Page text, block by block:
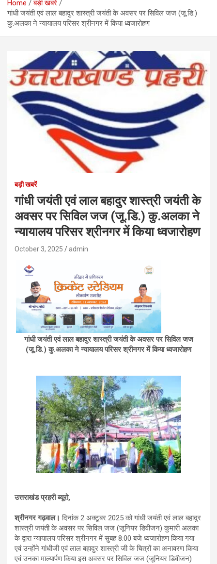
Home
बड़ी खबरें
गांधी जयंती एवं लाल बहादुर शास्त्री जयंती के अवसर पर सिविल जज (जू.डि.)
कु.अलका ने न्यायालय परिसर श्रीनगर में किया ध्वजारोहण
बड़ी खबरें
गांधी जयंती एवं लाल बहादुर शास्त्री जयंती के
अवसर पर सिविल जज (जू.डि.) कु.अलका ने
न्यायालय परिसर श्रीनगर में किया ध्वजारोहण
October 3, 2025 admin
गांधी जयंती एवं लाल बहादुर शास्त्री जयंती के अवसर पर सिविल जज
(जू.डि.) कु.अलका ने न्यायालय परिसर श्रीनगर में किया ध्वजारोहण
उत्तराखंड प्रहरी ब्यूरो,
श्रीनगर गढ़वाल। दिनांक 2 अक्टूबर 2025 को गांधी जयंती एवं लाल बहादुर
शास्त्री जयंती के अवसर पर सिविल जज (जूनियर डिवीजन) कुमारी अलका
के द्वारा न्यायालय परिसर श्रीनगर में सुबह 8:00 बजे ध्वजारोहण किया गया
एवं उन्होंने गांधीजी एवं लाल बहादुर शास्त्री जी के चित्रों का अनावरण किया
एवं उनका माल्यार्पण किया इस अवसर पर सिविल जज (जूनियर डिवीजन)